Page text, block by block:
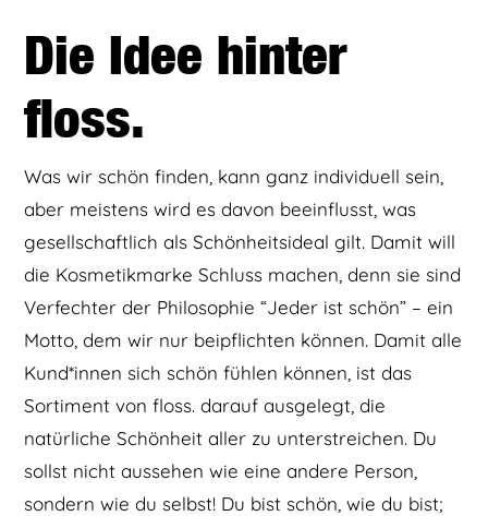
Die Idee hinter
floss.
Was wir schön finden, kann ganz individuell sein,
aber meistens wird es davon beeinflusst, was
gesellschaftlich als Schönheitsideal gilt. Damit will
die Kosmetikmarke Schluss machen, denn sie sind
Verfechter der Philosophie “Jeder ist schön” – ein
Motto, dem wir nur beipflichten können. Damit alle
Kund*innen sich schön fühlen können, ist das
Sortiment von floss. darauf ausgelegt, die
natürliche Schönheit aller zu unterstreichen. Du
sollst nicht aussehen wie eine andere Person,
sondern wie du selbst! Du bist schön, wie du bist;